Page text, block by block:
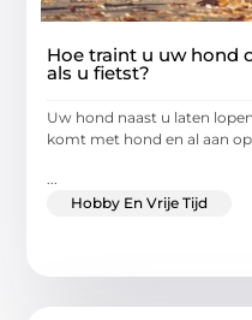
Hoe traint u uw hond
als u fietst?
Uw hond naast u laten
komt met hond en al aan op
Hobby En Vrije Tijd